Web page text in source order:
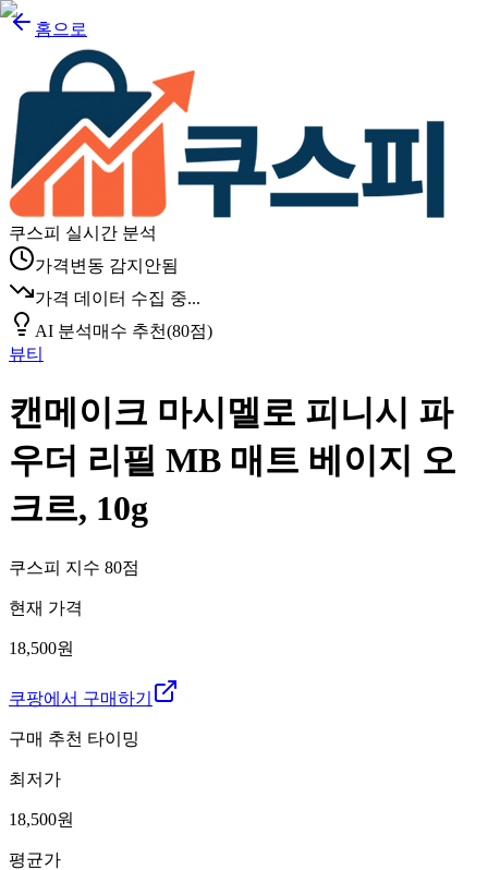
홈으로
쿠스피 실시간 분석
가격변동 감지안됨
가격 데이터 수집 중...
AI 분석매수 추천(80점)
뷰티
캔메이크 마시멜로 피니시 파
우더 리필 MB 매트 베이지 오
크르, 10g
쿠스피 지수 80점
현재 가격
18,500원
쿠팡에서 구매하기
구매 추천 타이밍
최저가
18,500원
평균가